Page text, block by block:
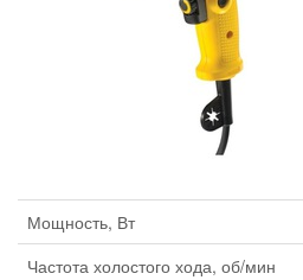
Мощность, Вт
Частота холостого хода, об/мин